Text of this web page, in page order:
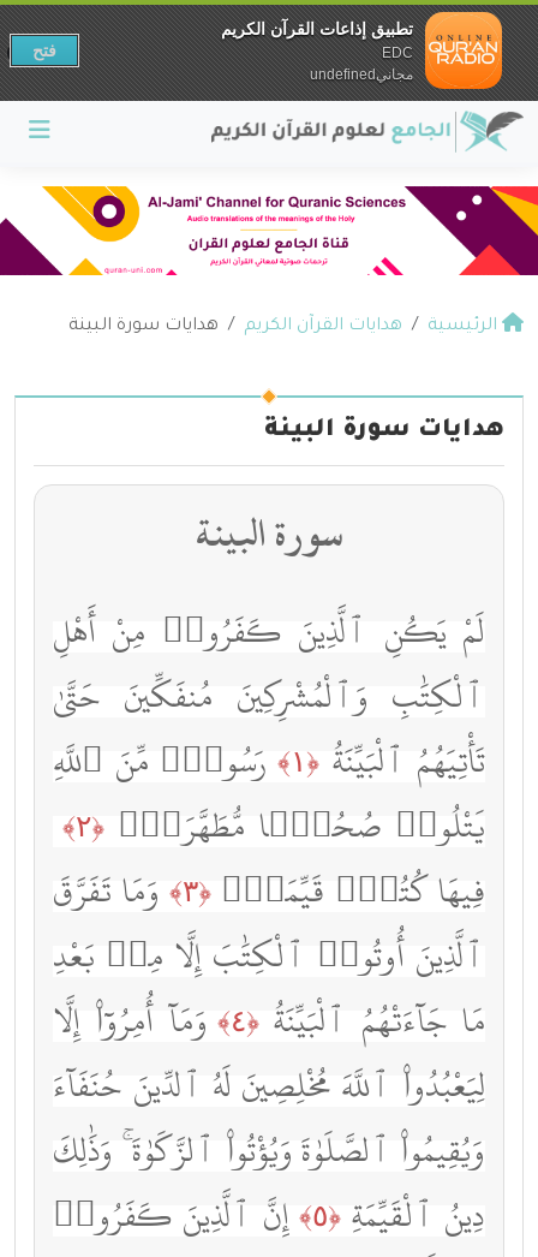
الرئيسية هدايات القرآن الكريم هدايات سورة البينة
هدايات سورة البينة
سورة البينة
لَمْ يَكُنِ ٱلَّذِينَ كَفَرُوا۟ مِنْ أَهْلِ
ٱلْكِتَٰبِ وَٱلْمُشْرِكِينَ مُنفَكِّينَ حَتَّىٰ
تَأْتِيَهُمُ ٱلْبَيِّنَةُ ﴿١﴾
رَسُولٌۭ مِّنَ ٱللَّهِ
يَتْلُوا۟ صُحُفًۭا مُّطَهَّرَةًۭ ﴿٢﴾
فِيهَا كُتُبٌۭ قَيِّمَةٌۭ﴿٣﴾
وَمَا تَفَرَّقَ
ٱلَّذِينَ أُوتُوا۟ ٱلْكِتَٰبَ إِلَّا مِنۢ بَعْدِ
مَا جَآءَتْهُمُ ٱلْبَيِّنَةُ﴿٤﴾
وَمَآ أُمِرُوٓا۟ إِلَّا
لِيَعْبُدُوا۟ ٱللَّهَ مُخْلِصِينَ لَهُ ٱلدِّينَ حُنَفَآءَ
وَيُقِيمُوا۟ ٱلصَّلَوٰةَ وَيُؤْتُوا۟ ٱلزَّكَوٰةَ ۚ وَذَٰلِكَ
دِينُ ٱلْقَيِّمَةِ﴿٥﴾
إِنَّ ٱلَّذِينَ كَفَرُوا۟
تطبيق إذاعات القرآن الكريم
EDC
مجانيundefined
فتح